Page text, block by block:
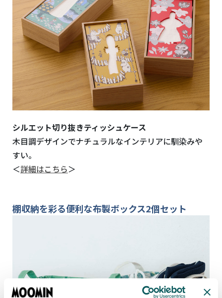
シルエット切り抜きティッシュケース
木目調デザインでナチュラルなインテリアに馴染みや
すい。
＜詳細はこちら＞
棚収納を彩る便利な布製ボックス2個セット